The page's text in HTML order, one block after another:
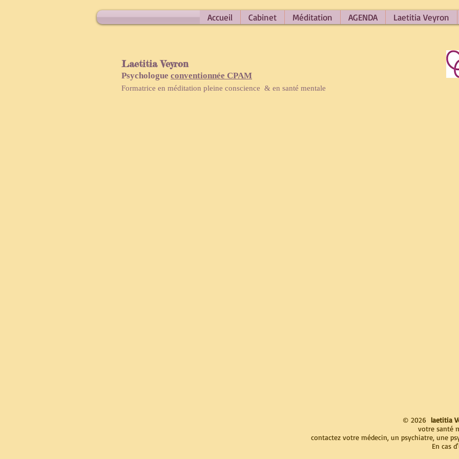
Accueil Cabinet Méditation AGENDA Laetitia Veyron
Laetitia Veyron
Psychologue conventionnée CPAM
Formatrice en méditation pleine conscience & en santé mentale
© 2026 laetitia
votre santé
contactez votre médecin, un psychiatre, une
En cas